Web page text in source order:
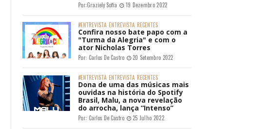
Por:Graziely Sofia 19 Dezembro 2022
#ENTREVISTA ENTREVISTA RECENTES
Confira nosso bate papo com a
"Turma da Alegria" e com o
ator Nicholas Torres
Por: Carlos De Castro 20 Setembro 2022
#ENTREVISTA ENTREVISTA RECENTES
Dona de uma das músicas mais
ouvidas na história do Spotify
Brasil, Malu, a nova revelação
do arrocha, lança “Intenso”
Por: Carlos De Castro 25 Julho 2022